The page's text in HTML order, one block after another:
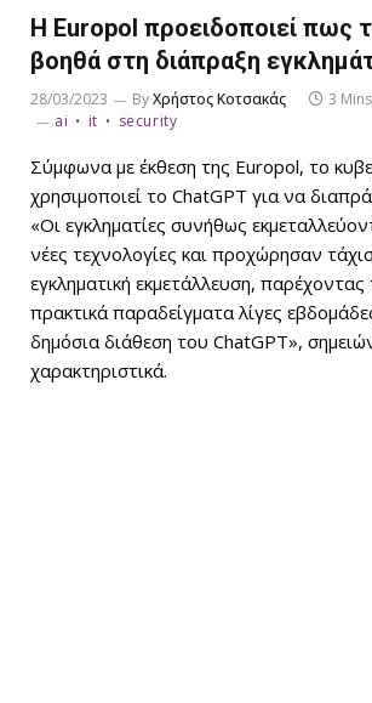
Η Europol προειδοποιεί πως
βοηθά στη διάπραξη
28/03/2023 ByΧρήστος Κοτσακάς
3
ai
it security
Σύμφωνα με έκθεση της Europol, το
χρησιμοποιεί το ChatGPT για να
«Οι εγκληματίες συνήθως
νέες τεχνολογίες και προχώρησαν
εγκληματική εκμετάλλευση,
πρακτικά παραδείγματα λίγες
δημόσια διάθεση του ChatGPT»,
χαρακτηριστικά.